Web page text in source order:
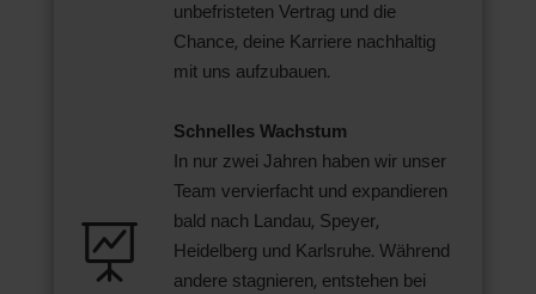
unbefristeten Vertrag und die
Chance, deine Karriere nachhaltig
mit uns aufzubauen.

Schnelles Wachstum
In nur zwei Jahren haben wir unser
Team vervierfacht und expandieren
bald nach Landau, Speyer,
Heidelberg und Karlsruhe. Während
andere stagnieren, entstehen bei